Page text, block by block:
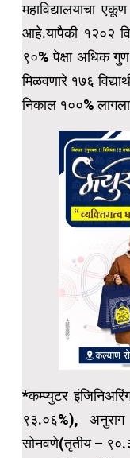
महाविद्यालयाचा
आहे.यापैकी १२०२
९०% पेक्षा अधिक
मिळवणारे १७६
निकाल १००%
*कम्प्युटर
९३.०६%), अनुराग
सोनवणे(तृतीय –